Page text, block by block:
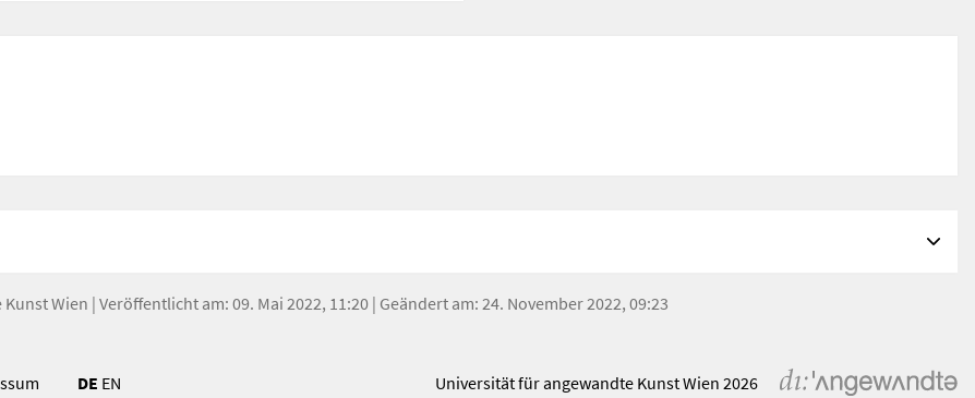
Wien | Veröffentlicht am: 09. Mai 2022, 11:20 | Geändert am: 24. November 2022, 09:23
DE EN Universität für angewandte Kunst Wien 2026